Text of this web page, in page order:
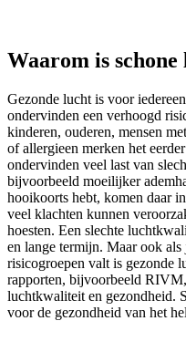
Waarom is
Gezonde lucht is voor
ondervinden een verhoogd
kinderen, ouderen, mensen
of allergieen merken het
ondervinden veel last van
bijvoorbeeld moeilijker
hooikoorts hebt, komen daar
veel klachten kunnen
hoesten. Een slechte
en lange termijn. Maar ook als
risicogroepen valt is gezonde
rapporten, bijvoorbeeld
luchtkwaliteit en gezondheid.
voor de gezondheid van het